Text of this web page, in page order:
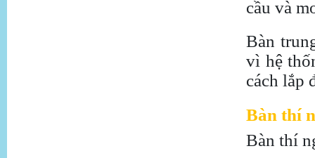
cầu và
Bàn
vì hệ
cách lắp
Bàn thí
Bàn thí